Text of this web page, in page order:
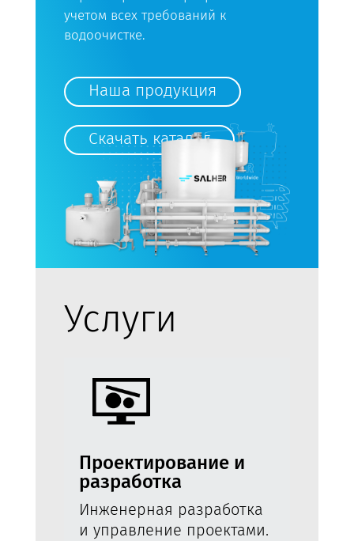
учетом всех требований к
водоочистке.
Наша продукция
Скачать каталог
Услуги
Проектирование и
разработка
Инженерная разработка
и управление проектами.